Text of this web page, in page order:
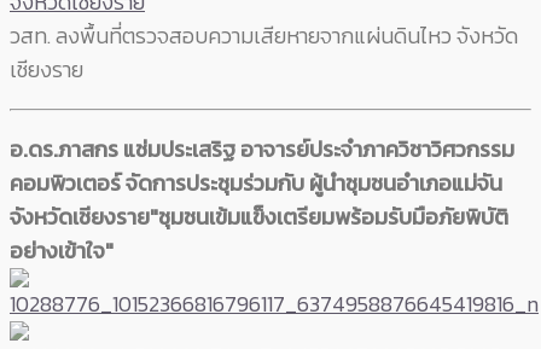
วสท. ลงพื้นที่ตรวจสอบความเสียหายจากแผ่นดินไหว จังหวัด
เชียงราย
อ.ดร.ภาสกร แช่มประเสริฐ อาจารย์ประจำภาควิชาวิศวกรรม
คอมพิวเตอร์ จัดการประชุมร่วมกับ ผู้นำชุมชนอำเภอแม่จัน
จังหวัดเชียงราย"ชุมชนเข้มแข็งเตรียมพร้อมรับมือภัยพิบัติ
อย่างเข้าใจ"